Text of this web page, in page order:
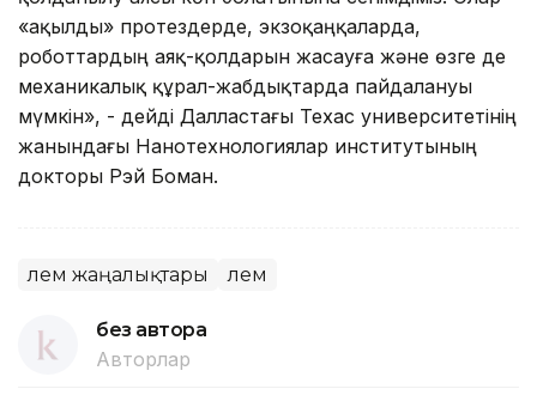
«ақылды» протездерде, экзоқаңқаларда,
роботтардың аяқ-қолдарын жасауға және өзге де
механикалық құрал-жабдықтарда пайдалануы
мүмкін», - дейді Далластағы Техас университетінің
жанындағы Нанотехнологиялар институтының
докторы Рэй Боман.
Әлем жаңалықтары Әлем
без автора
Авторлар